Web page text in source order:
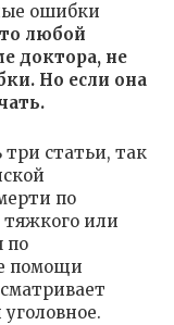
ошибки
любой
доктора, не
Но если она
три статьи, так
по
или
по
помощи